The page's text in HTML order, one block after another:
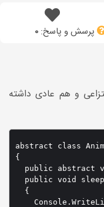
پرسش و پاسخ:0
و هم عادی داشته
abstract class
{
public abstract
public void
  {